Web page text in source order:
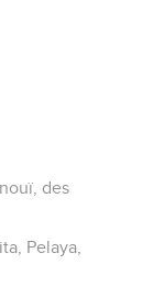
des
Pelaya,